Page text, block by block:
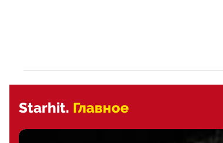
Starhit. Главное